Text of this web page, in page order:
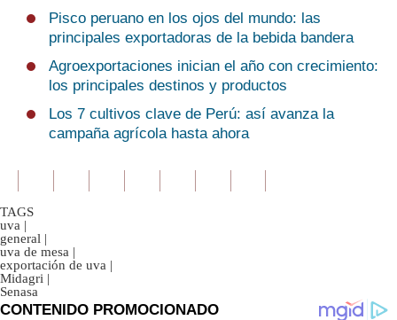
Pisco peruano en los ojos del mundo: las
principales exportadoras de la bebida bandera
Agroexportaciones inician el año con crecimiento:
los principales destinos y productos
Los 7 cultivos clave de Perú: así avanza la
campaña agrícola hasta ahora
TAGS
uva |
general |
uva de mesa |
exportación de uva |
Midagri |
Senasa